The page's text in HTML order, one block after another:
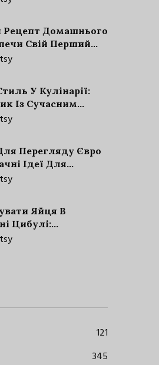
Рецепт Домашнього
Свій Перший
Хліб!
У Кулінарії:
Із Сучасним
Перегляду Євро
Ідеї Для
Свята
Яйця В
Цибулі:
Метод З
121
345